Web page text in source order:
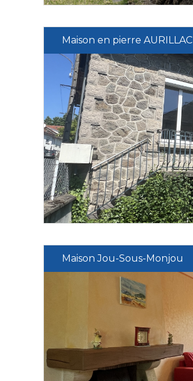
Maison en pierre AURILLAC
Maison Jou-Sous-Monjou